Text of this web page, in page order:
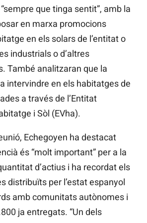
que tinga sentit”, amb la
en marxa promocions
en els solars de l’entitat o
industrials o d’altres
També analitzaran que la
intervindre en els habitatges de
a través de l’Entitat
i Sòl (EVha).
Echegoyen ha destacat
és “molt important” per a la
d’actius i ha recordat els
distribuïts per l’estat espanyol
amb comunitats autònomes i
ja entregats. “Un dels